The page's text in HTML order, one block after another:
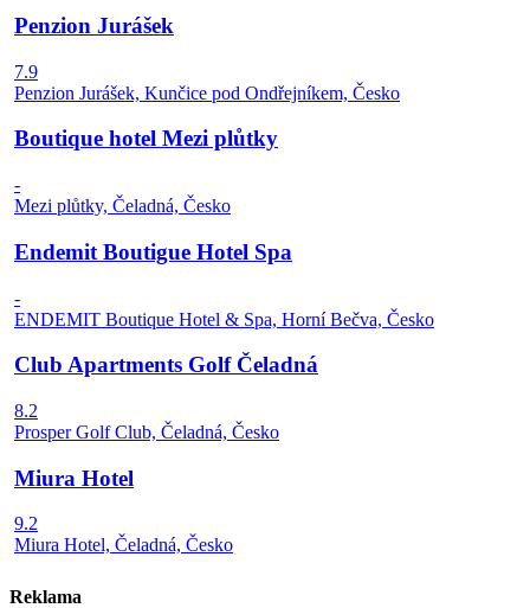
Penzion Jurášek
7.9
Penzion Jurášek, Kunčice pod Ondřejníkem, Česko
Boutique hotel Mezi plůtky
-
Mezi plůtky, Čeladná, Česko
Endemit Boutigue Hotel Spa
-
ENDEMIT Boutique Hotel & Spa, Horní Bečva, Česko
Club Apartments Golf Čeladná
8.2
Prosper Golf Club, Čeladná, Česko
Miura Hotel
9.2
Miura Hotel, Čeladná, Česko
Reklama